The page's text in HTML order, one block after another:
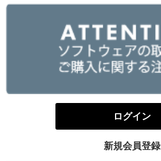
ログイン
新規会員登録